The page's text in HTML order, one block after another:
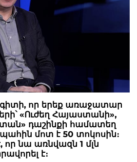
գիտի, որ երեք առաջատար
«Ուժեղ Հայաստանի»,
դաշինքի համատեղ
մոտ է 50 տոկոսին։
որ նա առնվազն 1 մլն
է։